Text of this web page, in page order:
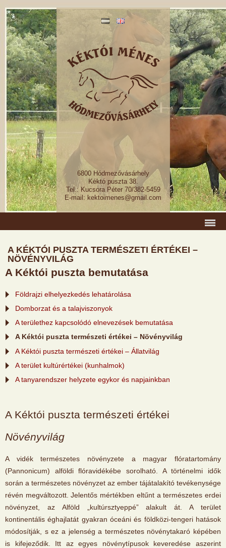
6800 Hódmezővásárhely
Kéktó puszta 38.
Tel.: Kucsora Péter 70/382-5459
E-mail: kektoimenes@gmail.com
A KÉKTÓI PUSZTA TERMÉSZETI ÉRTÉKEI –
NÖVÉNYVILÁG
A Kéktói puszta bemutatása
Földrajzi elhelyezkedés lehatárolása
Domborzat és a talajviszonyok
A területhez kapcsolódó elnevezések bemutatása
A Kéktói puszta természeti értékei – Növényvilág
A Kéktói puszta természeti értékei – Állatvilág
A terület kultúrértékei (kunhalmok)
A tanyarendszer helyzete egykor és napjainkban
A Kéktói puszta természeti értékei
Növényvilág
A vidék természetes növényzete a magyar flóratartomány
(Pannonicum) alföldi flóravidékébe sorolható. A történelmi idők
során a természetes növényzet az ember tájátalakító tevékenysége
révén megváltozott. Jelentős mértékben eltűnt a természetes erdei
növényzet, az Alföld „kultúrsztyeppé” alakult át. A terület
kontinentális éghajlatát gyakran óceáni és földközi-tengeri hatások
módosítják, s ez a jelenség a természetes növénytakaró képében
is kifejeződik. Itt az egyes növénytípusok keveredése aszerint